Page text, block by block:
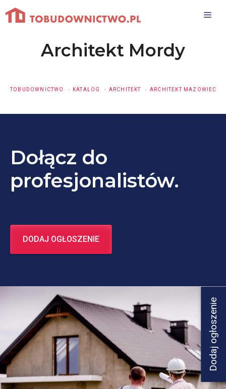
Przejdź
do
Architekt Mordy
TOBUDOWNICTWO KATALOG ARCHITEKT ARCHITEKT MAZOWIECKIE
Dodaj ogłoszenie
Dołącz do
profesjonalistów.
DODAJ OGŁOSZENIE